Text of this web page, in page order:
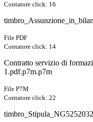
Contatore click: 16
File PDF
Contatore click: 14
Contratto servizio di
1.pdf.p7m.p7m
File P7M
Contatore click: 22